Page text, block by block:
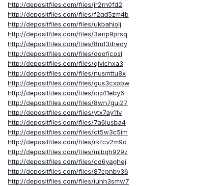
http://depositfiles.com/files/jr2rn0fd2
http://depositfiles.com/files/f2qd5zm4b
http://depositfiles.com/files/ukbahiolj
http://depositfiles.com/files/3anp9prsq
http://depositfiles.com/files/8mf3dredy
http://depositfiles.com/files/doofjcosl
http://depositfiles.com/files/qlvichxa3
http://depositfiles.com/files/nusmttu8x
http://depositfiles.com/files/gus3cxpbw
http://depositfiles.com/files/crp11eby6
http://depositfiles.com/files/8wn7gui27
http://depositfiles.com/files/ytx7ay11v
http://depositfiles.com/files/7a6lusba4
http://depositfiles.com/files/ct5w3c5im
http://depositfiles.com/files/rkfcv2m9o
http://depositfiles.com/files/mibqh929z
http://depositfiles.com/files/cd6yaghej
http://depositfiles.com/files/87cpnbv36
http://depositfiles.com/files/iuhh3smw7